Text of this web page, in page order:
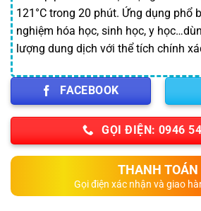
121°C trong 20 phút. Ứng dụng phổ
nghiệm hóa học, sinh học, y
lượng dung dịch với thể tích chính
FACEBOOK
GỌI ĐIỆN: 0946
THANH TOÁN
Gọi điện xác nhận và giao